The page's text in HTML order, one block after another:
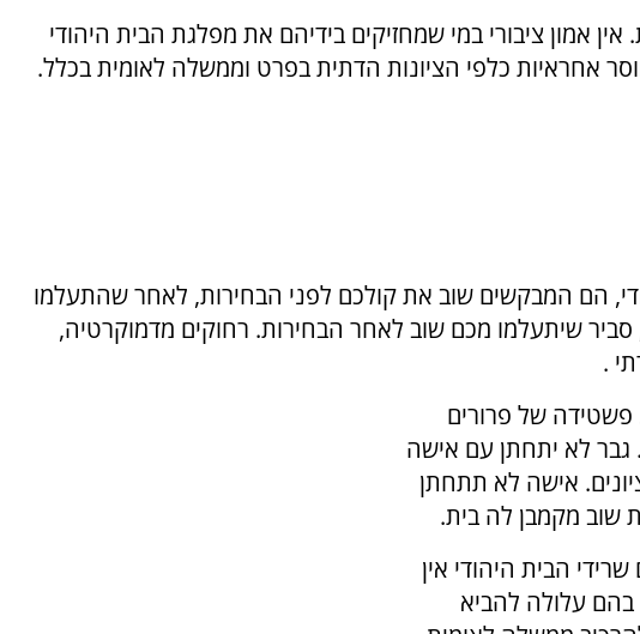
אמון ציבורי במי שמחזיקים בידיהם את מפלגת הבית היהודי
אחראיות כלפי הציונות הדתית בפרט וממשלה לאומית בכלל.
הם המבקשים שוב את קולכם לפני הבחירות, לאחר שהתעלמו
שיתעלמו מכם שוב לאחר הבחירות. רחוקים מדמוקרטיה,
.
של פרורים
לא יתחתן עם אישה
אישה לא תתחתן
שוב מקמבן לה בית.
הבית היהודי אין
בהם עלולה להביא